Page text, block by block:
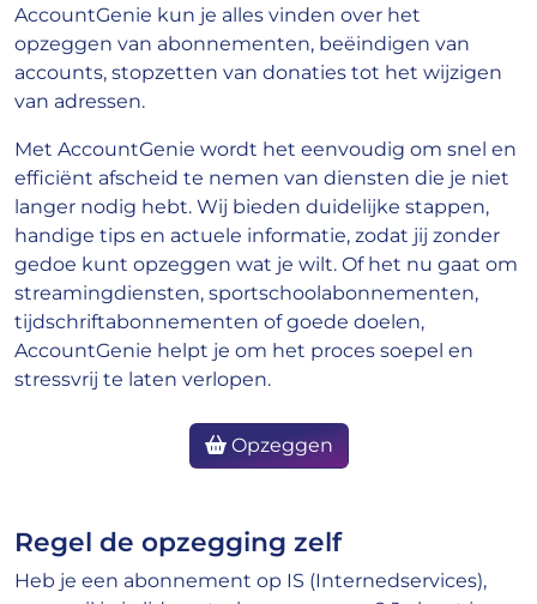
AccountGenie kun je alles vinden over het
opzeggen van abonnementen, beëindigen van
accounts, stopzetten van donaties tot het wijzigen
van adressen.
Met AccountGenie wordt het eenvoudig om snel en
efficiënt afscheid te nemen van diensten die je niet
langer nodig hebt. Wij bieden duidelijke stappen,
handige tips en actuele informatie, zodat jij zonder
gedoe kunt opzeggen wat je wilt. Of het nu gaat om
streamingdiensten, sportschoolabonnementen,
tijdschriftabonnementen of goede doelen,
AccountGenie helpt je om het proces soepel en
stressvrij te laten verlopen.
Opzeggen
Regel de opzegging zelf
Heb je een abonnement op IS (Internedservices),